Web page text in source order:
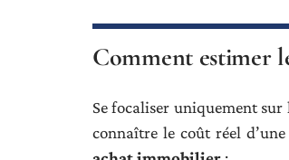
Comment estimer
Se focaliser uniquement
connaître le coût réel